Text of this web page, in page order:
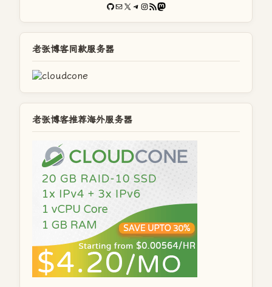
GitHub
电子邮件X Telegram
Instagram
RSS FeedMastodon
老张博客同款服务器
老张博客推荐海外服务器